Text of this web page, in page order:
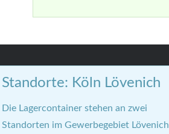
Standorte: Köln Lövenich
Die Lagercontainer stehen an zwei
Standorten im Gewerbegebiet